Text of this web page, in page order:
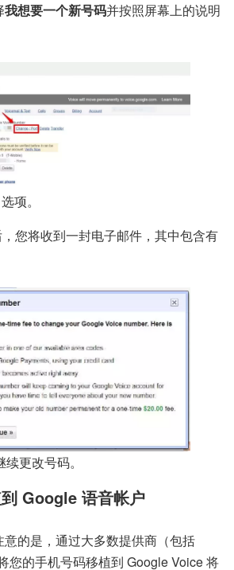
我想要一个新号码并按照屏幕上的说明
项。
您将收到一封电子邮件，其中包含有
续更改号码。
Google 语音帐户
的是，通过大多数提供商（包括
您的手机号码移植到 Google Voice 将